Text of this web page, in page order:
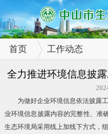
首页 工作动态
全力推进环境信息披
为做好企业环境信息依法披露工
业环境信息披露内容的完整性、准
生态环境局采用线上加线下方式，